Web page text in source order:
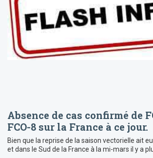
Absence de cas confirmé de
FCO-8 sur la France à ce jour.
Bien que la reprise de la saison vectorielle ait
et dans le Sud de la France à la mi-mars il y a